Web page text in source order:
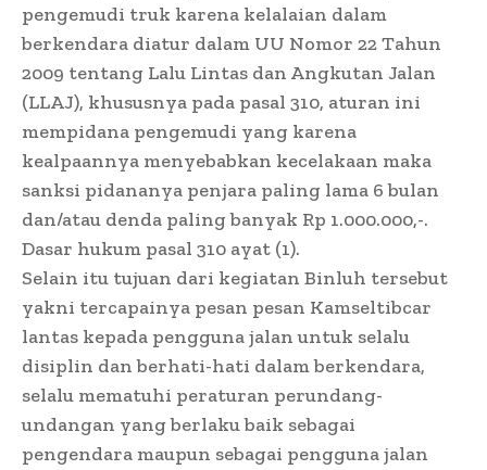
pengemudi truk karena kelalaian dalam
berkendara diatur dalam UU Nomor 22 Tahun
2009 tentang Lalu Lintas dan Angkutan Jalan
(LLAJ), khususnya pada pasal 310, aturan ini
mempidana pengemudi yang karena
kealpaannya menyebabkan kecelakaan maka
sanksi pidananya penjara paling lama 6 bulan
dan/atau denda paling banyak Rp 1.000.000,-.
Dasar hukum pasal 310 ayat (1).
Selain itu tujuan dari kegiatan Binluh tersebut
yakni tercapainya pesan pesan Kamseltibcar
lantas kepada pengguna jalan untuk selalu
disiplin dan berhati-hati dalam berkendara,
selalu mematuhi peraturan perundang-
undangan yang berlaku baik sebagai
pengendara maupun sebagai pengguna jalan